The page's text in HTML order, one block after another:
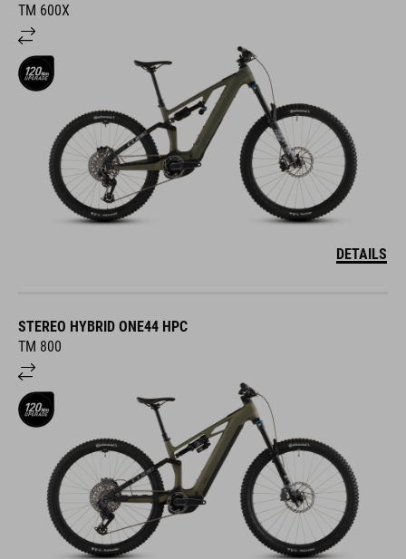
TM 600X
DETAILS
STEREO HYBRID ONE44 HPC
TM 800